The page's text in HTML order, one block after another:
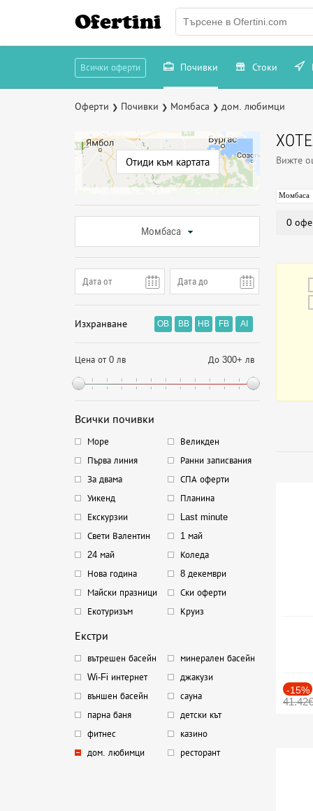
Ofertini
Всички оферти Почивки Стоки
Оферти ❯ Почивки ❯ Момбаса ❯ дом. любимци
Отиди към картата
Момбаса
Изхранване OB BB HB FB AI
Цена от 0 лв До 300+ лв
Всички почивки
Море
Великден
Първа линия
Ранни записвания
За двама
СПА оферти
Уикенд
Планина
Екскурзии
Last minute
Свети Валентин
1 май
24 май
Коледа
Нова година
8 декември
Майски празници
Ски оферти
Екотуризъм
Круиз
Екстри
вътрешен басейн
минерален басейн
Wi-Fi интернет
джакузи
външен басейн
сауна
парна баня
детски кът
фитнес
казино
дом. любимци
ресторант
Вижте
Момбаса
0
-15%
41.42€